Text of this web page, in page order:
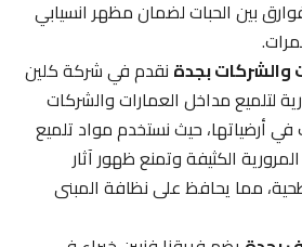
بين الحبات لضمان مظهر انسيابي
بجدةنقدم في شركة كلين
مداخل العمارات والشركات
أرضياتها، حيث نستخدم مواد تلميع
الكثيفة وتمنع ظهور آثار
مما يحافظ على نظافة المبنى